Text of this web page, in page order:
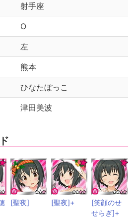
射手座
O
左
熊本
ひなたぼっこ
津田美波
[聖夜] [聖夜]+
[笑顔のせ
せらぎ]+